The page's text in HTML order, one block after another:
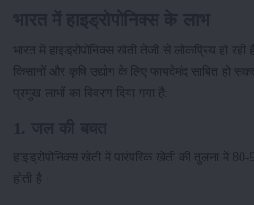
भारत में हाइड्रोपोनिक्स खेती तेजी से लोकप्रिय हो
किसानों और कृषि उद्योग के लिए फायदेमंद साबित हो
प्रमुख लाभों का विवरण दिया गया है:
हाइड्रोपोनिक्स खेती में पारंपरिक खेती की तुलना में
होती है।